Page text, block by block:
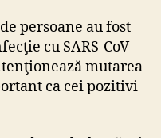
persoane au fost
cu SARS-CoV-
mutarea
ca cei pozitivi